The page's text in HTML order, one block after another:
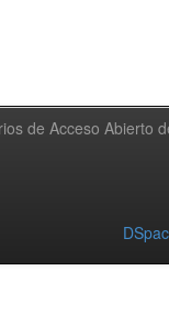
de Acceso Abierto